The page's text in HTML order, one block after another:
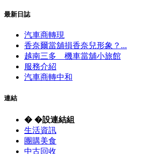
最新日誌
汽車商轉現
香奈爾當舖損香奈兒形象？...
越南三多 機車當舖小旅館
服務介紹
汽車商轉中和
連結
� �設連結組
生活資訊
團購美食
中古回收